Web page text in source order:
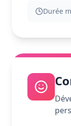
Durée